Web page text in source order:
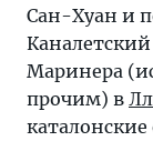
Сан-Хуан и
Маринера
прочим) в